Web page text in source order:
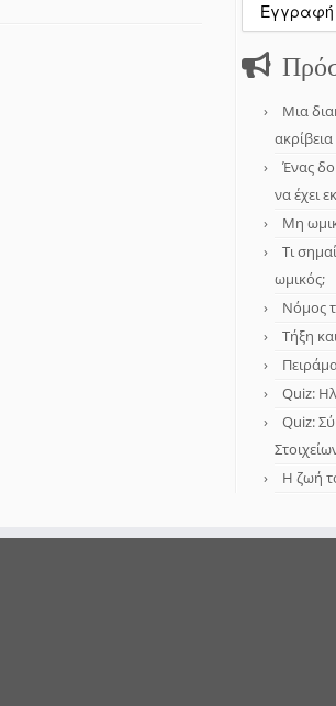
Μια
Ένας
να έχει
Μη
Τι
ωμικός;
Νόμος
Τήξη
Quiz:
Quiz:
Η ζωή